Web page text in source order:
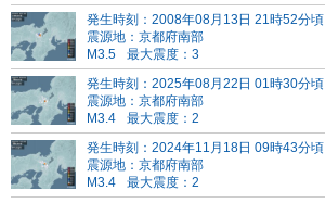
発生時刻：2008年08月13日 21時52分頃
震源地：京都府南部
M3.5
最大震度：3
発生時刻：2025年08月22日 01時30分頃
震源地：京都府南部
M3.4
最大震度：2
発生時刻：2024年11月18日 09時43分頃
震源地：京都府南部
M3.4
最大震度：2